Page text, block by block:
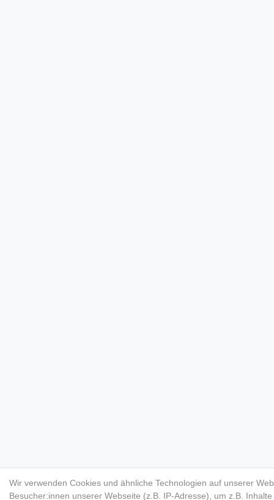
Wir verwenden Cookies und ähnliche Technologien auf unserer
Besucher:innen unserer Webseite (z.B. IP-Adresse), um z.B.